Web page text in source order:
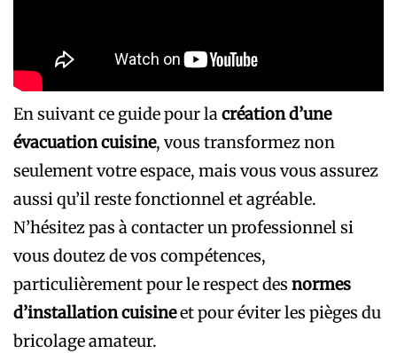
En suivant ce guide pour lacréation d’une
évacuation cuisine, vous transformez non
seulement votre espace, mais vous vous assurez
aussi qu’il reste fonctionnel et agréable.
N’hésitez pas à contacter un professionnel si
vous doutez de vos compétences,
particulièrement pour le respect des normes
d’installation cuisineet pour éviter les pièges du
bricolage amateur.